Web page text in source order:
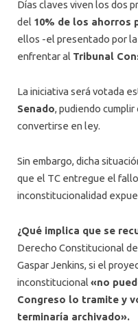
Días claves viven los dos
del 10% de los ahorros
ellos -el presentado por
enfrentar al Tribunal
La iniciativa será votada
Senado, pudiendo
convertirse en ley.
Sin embargo, dicha
que el TC entregue el
inconstitucionalidad
¿Qué implica que se
Derecho Constitucional
Gaspar Jenkins, si el
inconstitucional «no
Congreso lo tramite y
terminaría archivado».